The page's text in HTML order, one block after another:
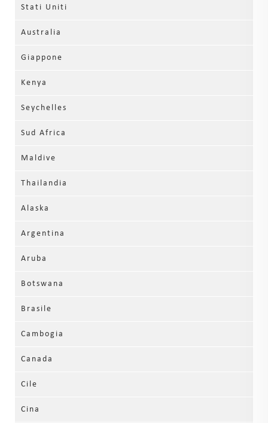
Stati Uniti
Australia
Giappone
Kenya
Seychelles
Sud Africa
Maldive
Thailandia
Alaska
Argentina
Aruba
Botswana
Brasile
Cambogia
Canada
Cile
Cina